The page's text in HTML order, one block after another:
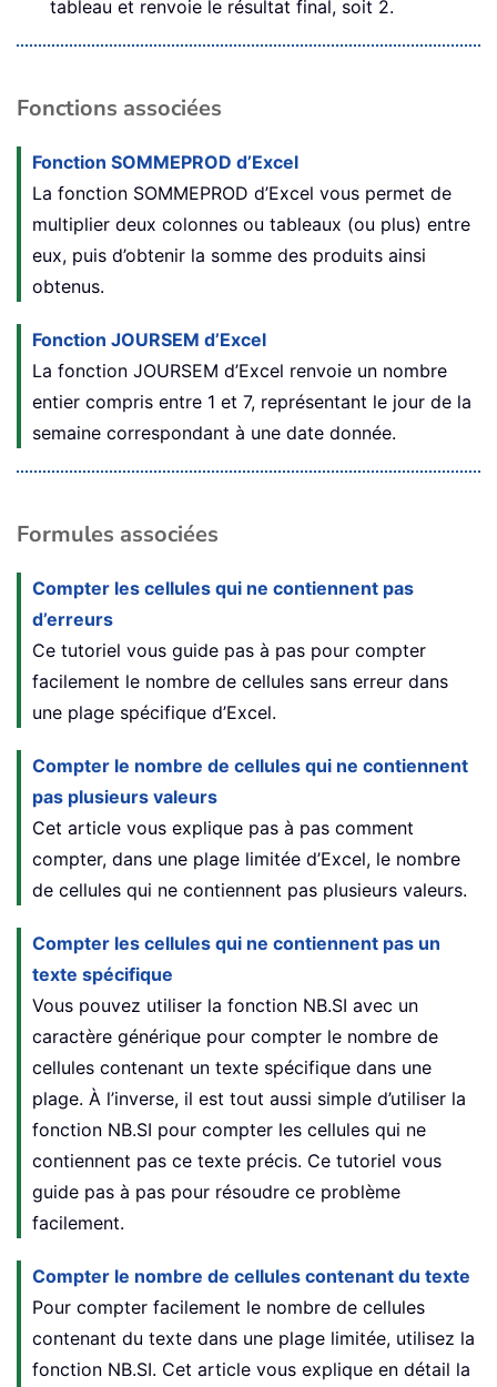
tableau et renvoie le résultat final, soit 2.
Fonctions associées
Fonction SOMMEPROD d’Excel
La fonction SOMMEPROD d’Excel vous permet de
multiplier deux colonnes ou tableaux (ou plus) entre
eux, puis d’obtenir la somme des produits ainsi
obtenus.
Fonction JOURSEM d’Excel
La fonction JOURSEM d’Excel renvoie un nombre
entier compris entre 1 et 7, représentant le jour de la
semaine correspondant à une date donnée.
Formules associées
Compter les cellules qui ne contiennent pas
d’erreurs
Ce tutoriel vous guide pas à pas pour compter
facilement le nombre de cellules sans erreur dans
une plage spécifique d’Excel.
Compter le nombre de cellules qui ne contiennent
pas plusieurs valeurs
Cet article vous explique pas à pas comment
compter, dans une plage limitée d’Excel, le nombre
de cellules qui ne contiennent pas plusieurs valeurs.
Compter les cellules qui ne contiennent pas un
texte spécifique
Vous pouvez utiliser la fonction NB.SI avec un
caractère générique pour compter le nombre de
cellules contenant un texte spécifique dans une
plage. À l’inverse, il est tout aussi simple d’utiliser la
fonction NB.SI pour compter les cellules qui ne
contiennent pas ce texte précis. Ce tutoriel vous
guide pas à pas pour résoudre ce problème
facilement.
Compter le nombre de cellules contenant du texte
Pour compter facilement le nombre de cellules
contenant du texte dans une plage limitée, utilisez la
fonction NB.SI. Cet article vous explique en détail la